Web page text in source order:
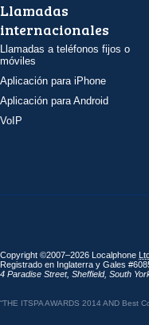
Llamadas
internacionales
Llamadas a teléfonos fijos o
móviles
Aplicación para iPhone
Aplicación para Android
VoIP
Copyright ©2007–2026 Localphone
Registrado en Inglaterra y Gales
4 Paradise Street, Sheffield, South
“THE ITSPA AWARDS 2014 AND Best